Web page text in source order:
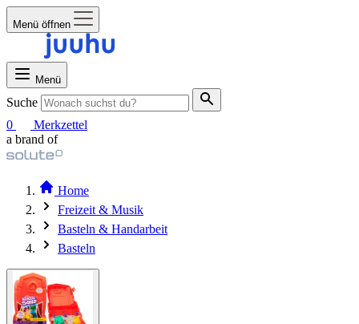
Menü öffnen
Menü
Suche
0
Merkzettel
a brand of
Home
Freizeit & Musik
Basteln & Handarbeit
Basteln